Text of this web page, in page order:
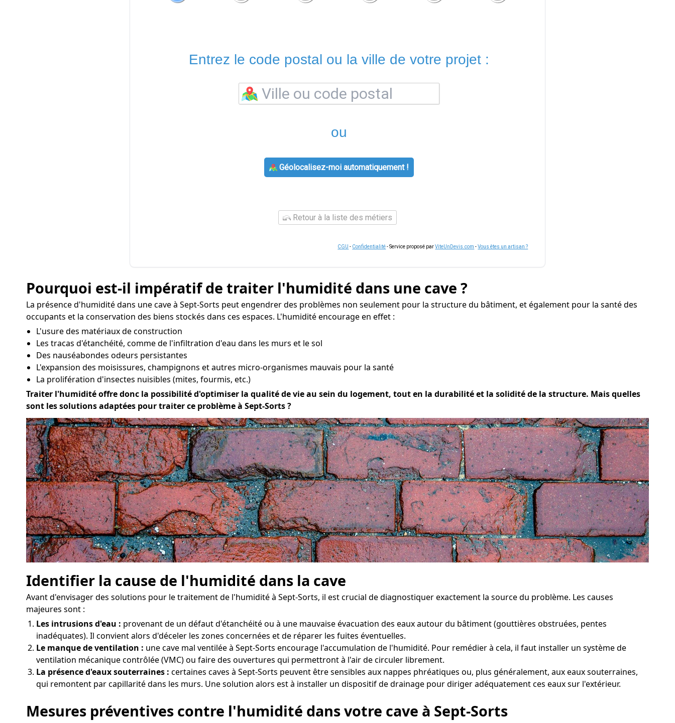
Entrez le code postal ou la ville de votre projet :
ou
Géolocalisez-moi automatiquement !
Retour à la liste des métiers
CGU - Confidentialité- Service proposé parViteUnDevis.com -Vous êtes un artisan ?
Pourquoi est-il impératif de traiter l'humidité dans une cave ?
La présence d'humidité dans une cave à Sept-Sorts peut engendrer des problèmes non seulement pour la structure du bâtiment, et également pour la santé des
occupants et la conservation des biens stockés dans ces espaces. L'humidité encourage en effet :
L'usure des matériaux de construction
Les tracas d'étanchéité, comme de l'infiltration d'eau dans les murs et le sol
Des nauséabondes odeurs persistantes
L'expansion des moisissures, champignons et autres micro-organismes mauvais pour la santé
La prolifération d'insectes nuisibles (mites, fourmis, etc.)
Traiter l'humidité offre donc la possibilité d'optimiser la qualité de vie au sein du logement, tout en la durabilité et la solidité de la structure. Mais quelles
sont les solutions adaptées pour traiter ce problème à Sept-Sorts ?
Identifier la cause de l'humidité dans la cave
Avant d'envisager des solutions pour le traitement de l'humidité à Sept-Sorts, il est crucial de diagnostiquer exactement la source du problème. Les causes
majeures sont :
Les intrusions d'eau : provenant de un défaut d'étanchéité ou à une mauvaise évacuation des eaux autour du bâtiment (gouttières obstruées, pentes
inadéquates). Il convient alors d'déceler les zones concernées et de réparer les fuites éventuelles.
Le manque de ventilation : une cave mal ventilée à Sept-Sorts encourage l'accumulation de l'humidité. Pour remédier à cela, il faut installer un système de
ventilation mécanique contrôlée (VMC) ou faire des ouvertures qui permettront à l'air de circuler librement.
La présence d'eaux souterraines : certaines caves à Sept-Sorts peuvent être sensibles aux nappes phréatiques ou, plus généralement, aux eaux souterraines,
qui remontent par capillarité dans les murs. Une solution alors est à installer un dispositif de drainage pour diriger adéquatement ces eaux sur l'extérieur.
Mesures préventives contre l'humidité dans votre cave à Sept-Sorts